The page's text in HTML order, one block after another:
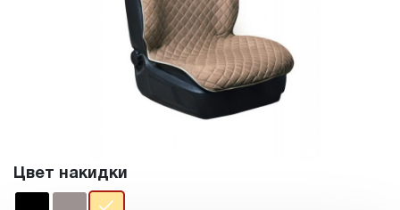
Цвет накидки